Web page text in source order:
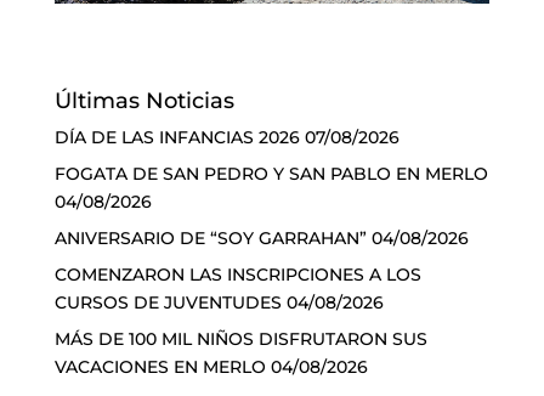
Últimas Noticias
DÍA DE LAS INFANCIAS 2026 07/08/2026
FOGATA DE SAN PEDRO Y SAN PABLO EN MERLO
04/08/2026
ANIVERSARIO DE “SOY GARRAHAN” 04/08/2026
COMENZARON LAS INSCRIPCIONES A LOS
CURSOS DE JUVENTUDES 04/08/2026
MÁS DE 100 MIL NIÑOS DISFRUTARON SUS
VACACIONES EN MERLO 04/08/2026